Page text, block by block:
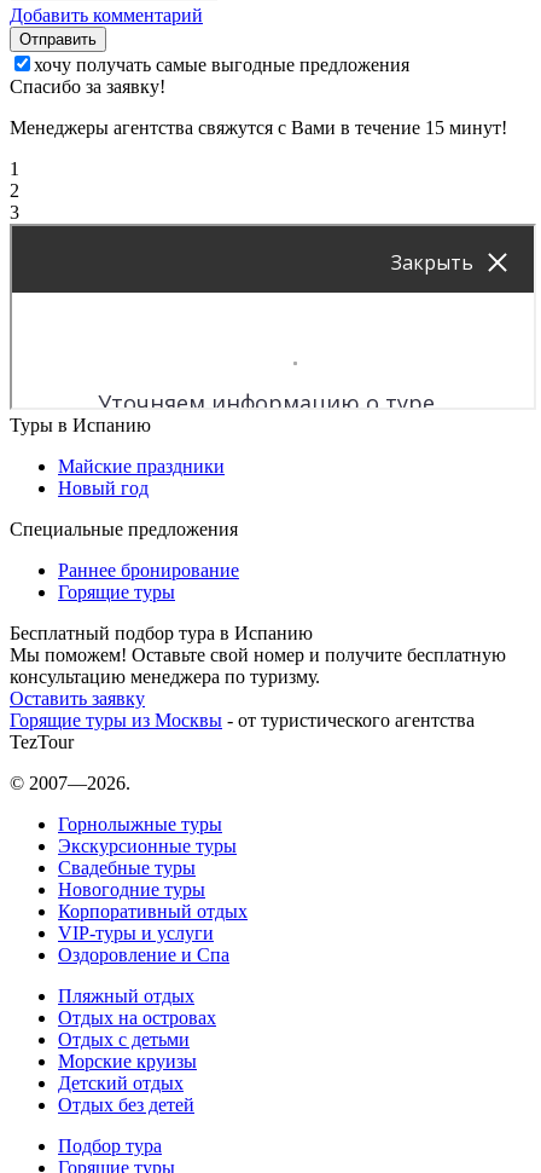
Добавить комментарий
Отправить
хочу получать самые выгодные предложения
Спасибо за заявку!
Менеджеры агентства свяжутся с Вами в течение 15 минут!
1
2
3
Туры в Испанию
Майские праздники
Новый год
Специальные предложения
Раннее бронирование
Горящие туры
Бесплатный подбор тура в Испанию
Мы поможем! Оставьте свой номер и получите бесплатную
консультацию менеджера по туризму.
Оставить заявку
Горящие туры из Москвы - от туристического агентства
TezTour
© 2007—2026.
Горнолыжные туры
Экскурсионные туры
Свадебные туры
Новогодние туры
Корпоративный отдых
VIP-туры и услуги
Оздоровление и Спа
Пляжный отдых
Отдых на островах
Отдых с детьми
Морские круизы
Детский отдых
Отдых без детей
Подбор тура
Горящие туры